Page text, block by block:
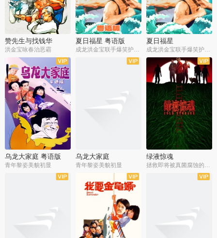
赞先生与找钱华
洪金宝咏春治恶霸
夏日福星 粤语版
成龙洪金宝联手爆笑护美女
夏日福星
成龙洪金宝联手爆笑护美女
乌龙大家庭 粤语版
青年黎姿美貌初显
乌龙大家庭
青年黎姿美貌初显
绿液惊魂
拯救即将被真菌腐蚀的世界